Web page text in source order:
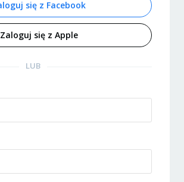
się z Facebook
Zaloguj się z Apple
LUB